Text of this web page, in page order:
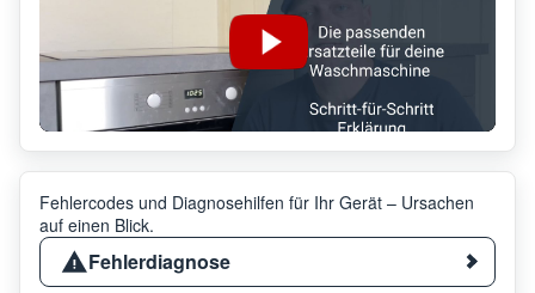
Fehlercodes und Diagnosehilfen für Ihr Gerät – Ursachen
auf einen Blick.
Fehlerdiagnose